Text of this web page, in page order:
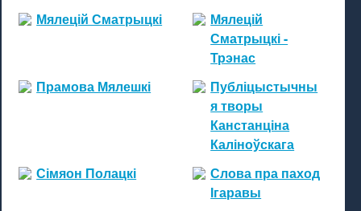
Мялецій Сматрыцкі
Мялецій
Сматрыцкі -
Трэнас
Прамова Мялешкі
Публіцыстычны
я творы
Канстанціна
Каліноўскага
Сімяон Полацкі
Слова пра паход
Ігаравы